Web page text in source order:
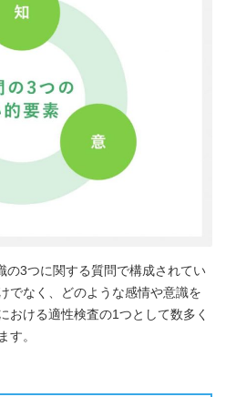
の3つに関する質問で構成されてい
でなく、どのような感情や意識を
おける適性検査の1つとして数多く
す。